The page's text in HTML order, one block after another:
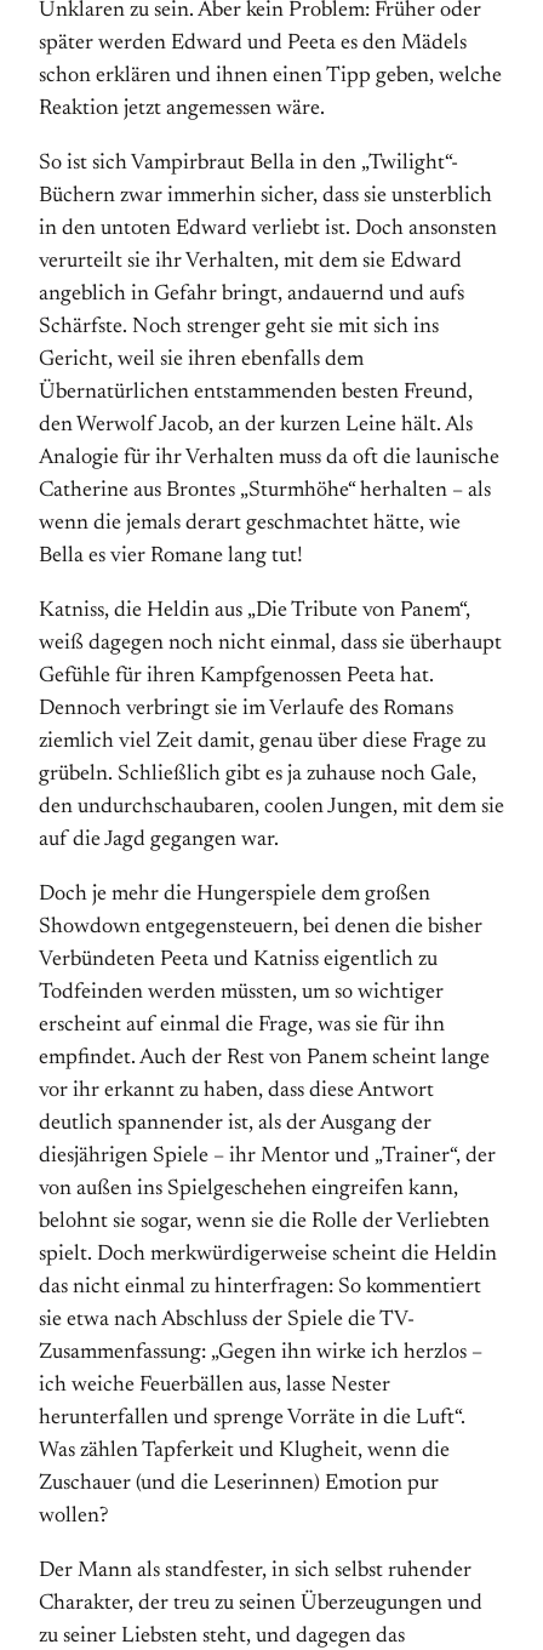
Unklaren zu sein. Aber kein Problem: Früher oder
später werden Edward und Peeta es den Mädels
schon erklären und ihnen einen Tipp geben, welche
Reaktion jetzt angemessen wäre.
So ist sich Vampirbraut Bella in den „Twilight“-
Büchern zwar immerhin sicher, dass sie unsterblich
in den untoten Edward verliebt ist. Doch ansonsten
verurteilt sie ihr Verhalten, mit dem sie Edward
angeblich in Gefahr bringt, andauernd und aufs
Schärfste. Noch strenger geht sie mit sich ins
Gericht, weil sie ihren ebenfalls dem
Übernatürlichen entstammenden besten Freund,
den Werwolf Jacob, an der kurzen Leine hält. Als
Analogie für ihr Verhalten muss da oft die launische
Catherine aus Brontes „Sturmhöhe“ herhalten – als
wenn die jemals derart geschmachtet hätte, wie
Bella es vier Romane lang tut!
Katniss, die Heldin aus „Die Tribute von Panem“,
weiß dagegen noch nicht einmal, dass sie überhaupt
Gefühle für ihren Kampfgenossen Peeta hat.
Dennoch verbringt sie im Verlaufe des Romans
ziemlich viel Zeit damit, genau über diese Frage zu
grübeln. Schließlich gibt es ja zuhause noch Gale,
den undurchschaubaren, coolen Jungen, mit dem sie
auf die Jagd gegangen war.
Doch je mehr die Hungerspiele dem großen
Showdown entgegensteuern, bei denen die bisher
Verbündeten Peeta und Katniss eigentlich zu
Todfeinden werden müssten, um so wichtiger
erscheint auf einmal die Frage, was sie für ihn
empfindet. Auch der Rest von Panem scheint lange
vor ihr erkannt zu haben, dass diese Antwort
deutlich spannender ist, als der Ausgang der
diesjährigen Spiele – ihr Mentor und „Trainer“, der
von außen ins Spielgeschehen eingreifen kann,
belohnt sie sogar, wenn sie die Rolle der Verliebten
spielt. Doch merkwürdigerweise scheint die Heldin
das nicht einmal zu hinterfragen: So kommentiert
sie etwa nach Abschluss der Spiele die TV-
Zusammenfassung: „Gegen ihn wirke ich herzlos –
ich weiche Feuerbällen aus, lasse Nester
herunterfallen und sprenge Vorräte in die Luft“.
Was zählen Tapferkeit und Klugheit, wenn die
Zuschauer (und die Leserinnen) Emotion pur
wollen?
Der Mann als standfester, in sich selbst ruhender
Charakter, der treu zu seinen Überzeugungen und
zu seiner Liebsten steht, und dagegen das